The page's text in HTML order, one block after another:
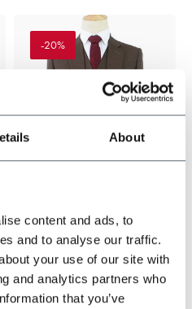
About
content and ads, to
and to analyse our traffic.
your use of our site with
and analytics partners who
that you’ve
-20%
Birdseye
Op voorraad